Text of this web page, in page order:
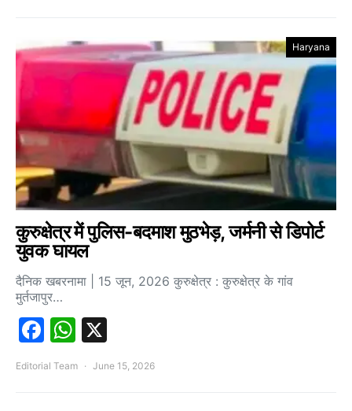
Haryana
कुरुक्षेत्र में पुलिस-बदमाश मुठभेड़, जर्मनी से डिपोर्ट
युवक घायल
दैनिक खबरनामा | 15 जून, 2026 कुरुक्षेत्र : कुरुक्षेत्र के गांव
मुर्तजापुर…
Facebook
WhatsApp
Editorial Team June 15, 2026